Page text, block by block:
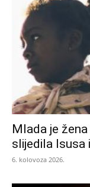
Mlada je
slijedila
6. kolovoza 2026.